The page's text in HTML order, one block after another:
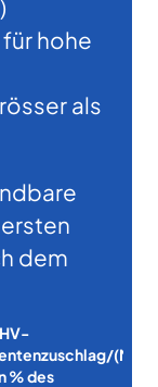
hohe
als
dem
(Mt.
% des